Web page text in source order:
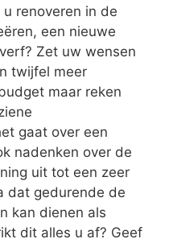
renoveren in de
een nieuwe
Zet uw wensen
twijfel meer
maar reken
gaat over een
nadenken over de
uit tot een zeer
dat gedurende de
kan dienen als
dit alles u af? Geef